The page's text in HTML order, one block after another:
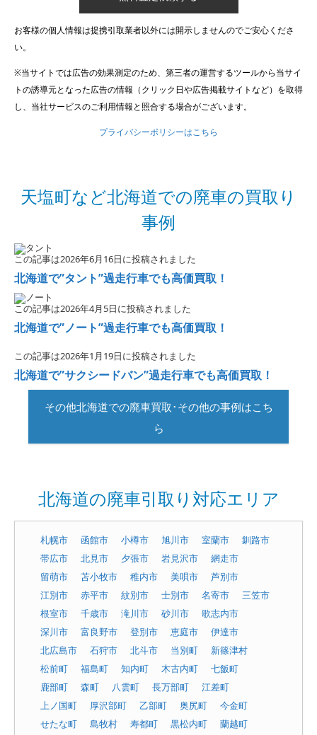
お客様の個人情報は提携引取業者以外には開示しませんのでご安心くださ
い。
※当サイトでは広告の効果測定のため、第三者の運営するツールから当サイ
トの誘導元となった広告の情報（クリック日や広告掲載サイトなど）を取得
し、当社サービスのご利用情報と照合する場合がございます。
プライバシーポリシーはこちら
天塩町など北海道での廃車の買取り
事例
この記事は2026年6月16日に投稿されました
北海道で”タント”過走行車でも高価買取！
この記事は2026年4月5日に投稿されました
北海道で”ノート”過走行車でも高価買取！
この記事は2026年1月19日に投稿されました
北海道で”サクシードバン”過走行車でも高価買取！
その他北海道での廃車買取･その他の事例はこち
ら
北海道の廃車引取り対応エリア
札幌市 函館市 小樽市 旭川市 室蘭市
釧路市
帯広市
北見市 夕張市 岩見沢市
網走市
留萌市
苫小牧市 稚内市 美唄市
芦別市
江別市
赤平市 紋別市 士別市 名寄市
三笠市
根室市
千歳市 滝川市 砂川市
歌志内市
深川市
富良野市 登別市 恵庭市
伊達市
北広島市
石狩市 北斗市 当別町
新篠津村
松前町
福島町 知内町 木古内町
七飯町
鹿部町
森町 八雲町 長万部町
江差町
上ノ国町
厚沢部町 乙部町 奥尻町
今金町
せたな町
島牧村 寿都町 黒松内町
蘭越町